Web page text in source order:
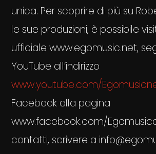
unica. Per scoprire di più su
le sue produzioni, è possibile
ufficiale www.egomusic.net,
YouTube all’indirizzo
www.youtube.com/
Facebook alla pagina
www.facebook.com/
contatti, scrivere a